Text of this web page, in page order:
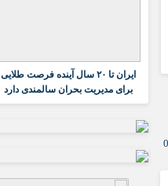
ایران تا ۲۰ سال آینده فرصت طلایی
برای مدیریت بحران سالمندی دارد